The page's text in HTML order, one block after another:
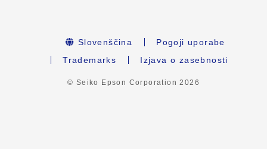
Slovenščina
Pogoji uporabe
Trademarks
Izjava o zasebnosti
© Seiko Epson Corporation2026